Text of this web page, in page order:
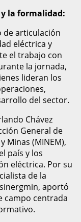
la formalidad:
de articulación
eléctrica y
el trabajo con
la jornada,
lideran los
del sector.
Chávez
General de
Minas (MINEM),
país y los
eléctrica. Por su
de la
aportó
campo centrada